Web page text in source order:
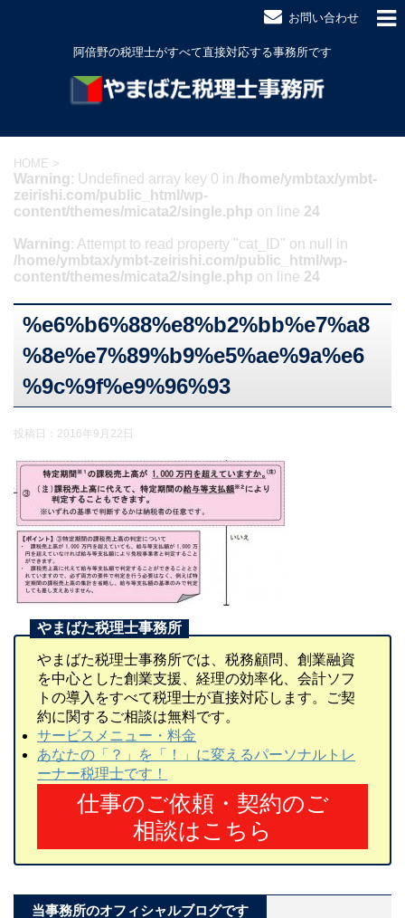
お問い合わせ
阿倍野の税理士がすべて直接対応する事務所です
HOME >
Warning: Undefined array key 0 in /home/ymbtax/ymbt-
zeirishi.com/public_html/wp-
content/themes/micata2/single.php on line 24
Warning: Attempt to read property "cat_ID" on null in
/home/ymbtax/ymbt-zeirishi.com/public_html/wp-
content/themes/micata2/single.php on line 24
%e6%b6%88%e8%b2%bb%e7%a8
%8e%e7%89%b9%e5%ae%9a%e6
%9c%9f%e9%96%93
投稿日： 2016年9月22日
やまばた税理士事務所では、税務顧問、創業融資
を中心とした創業支援、経理の効率化、会計ソフ
トの導入をすべて税理士が直接対応します。ご契
約に関するご相談は無料です。
サービスメニュー・料金
あなたの「？」を「！」に変えるパーソナルトレ
ーナー税理士です！
仕事のご依頼・契約のご
相談はこちら
当事務所のオフィシャルブログです